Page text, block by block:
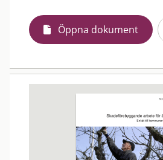
Öppna dokument